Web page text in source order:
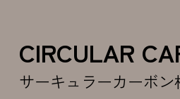
CIRCULAR
サーキュラーカーボン